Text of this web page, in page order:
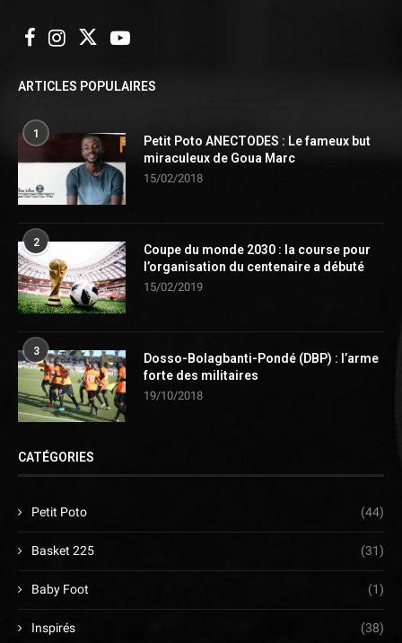
ARTICLES POPULAIRES
1
Petit Poto ANECTODES : Le fameux but
miraculeux de Goua Marc
15/02/2018
2
Coupe du monde 2030 : la course pour
l’organisation du centenaire a débuté
15/02/2019
3
Dosso-Bolagbanti-Pondé (DBP) : l’arme
forte des militaires
19/10/2018
CATÉGORIES
Petit Poto (44)
Basket 225 (31)
Baby Foot (1)
Inspirés (38)